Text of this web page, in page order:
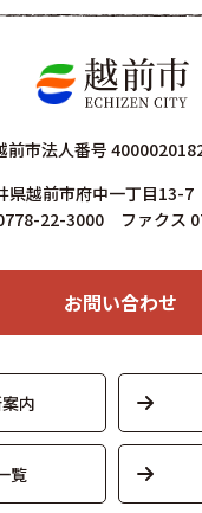
前市法人番号
県越前市府中一丁目13-7
22-3000 ファクス
お問い合わせ
内
覧